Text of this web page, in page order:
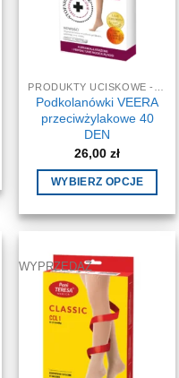
Podkolanówki VEERA
przeciwżylakowe 40
DEN
26,00zł
WYBIERZ OPCJE
produkt
wiele
wariantów.
Opcje
można
wybrać
na
WYPRZEDAŻ